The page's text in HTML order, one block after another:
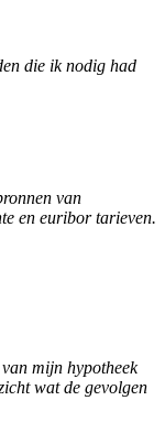
die ik nodig had
van
en euribor tarieven.
mijn hypotheek
wat de gevolgen